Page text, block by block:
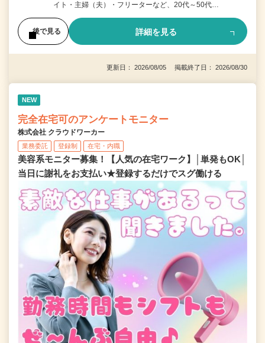
イト・主婦（夫）・フリーターなど、20代～50代…
後で見る 詳細を見る
更新日： 2026/08/05 掲載終了日： 2026/08/30
NEW
完全在宅可のアンケートモニター
株式会社 クラウドワーカー
業務委託 登録制 在宅・内職
美容系モニター募集！【人気の在宅ワーク】│単発もOK│
当日に謝礼をお支払い★登録するだけでスグ働ける